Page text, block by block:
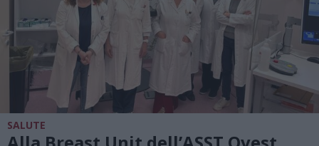
SALUTE